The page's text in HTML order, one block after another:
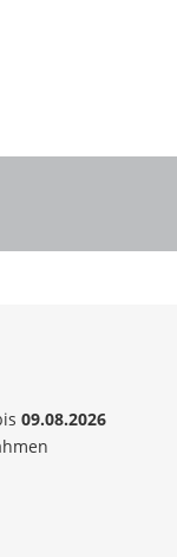
09.08.2026